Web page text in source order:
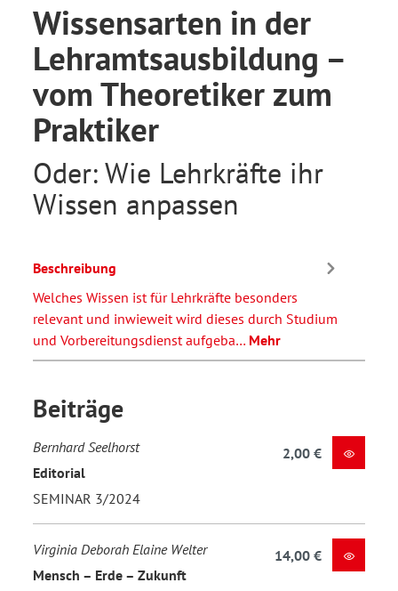
Wissensarten in der
Lehramtsausbildung –
vom Theoretiker zum
Praktiker
Oder: Wie Lehrkräfte ihr
Wissen anpassen
Beschreibung
Welches Wissen ist für Lehrkräfte besonders
relevant und inwieweit wird dieses durch Studium
und Vorbereitungsdienst aufgeba… Mehr
Beiträge
Bernhard Seelhorst
Editorial
SEMINAR 3/2024
2,00 €
Virginia Deborah Elaine Welter
Mensch – Erde – Zukunft
14,00 €